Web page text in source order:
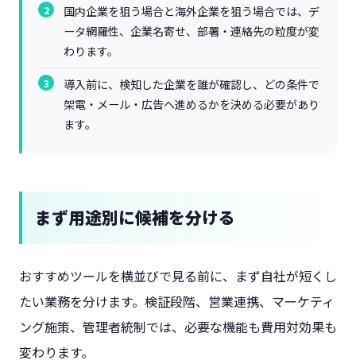
国内企業を狙う場合と海外企業を狙う場合では、デ
ータ網羅性、企業名寄せ、部署・連絡先の粒度が変
わります。
導入前に、検知した企業を誰が確認し、どの条件で
架電・メール・広告へ進めるかを決める必要があり
ます。
まず用途別に候補を分ける
おすすめツールを横並びで見る前に、まず自社が短くし
たい業務を分けます。検証段階、営業連携、マーケティ
ング施策、管理者統制では、必要な機能も費用対効果も
変わります。